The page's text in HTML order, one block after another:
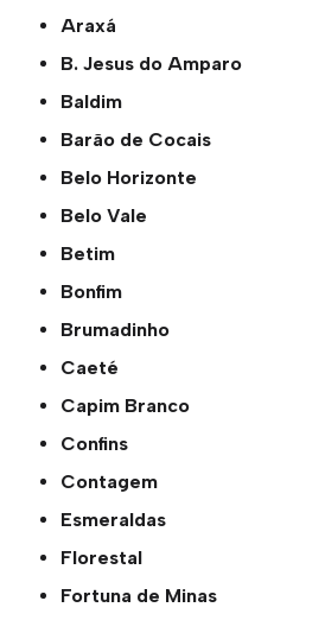
Araxá
B. Jesus do Amparo
Baldim
Barão de Cocais
Belo Horizonte
Belo Vale
Betim
Bonfim
Brumadinho
Caeté
Capim Branco
Confins
Contagem
Esmeraldas
Florestal
Fortuna de Minas